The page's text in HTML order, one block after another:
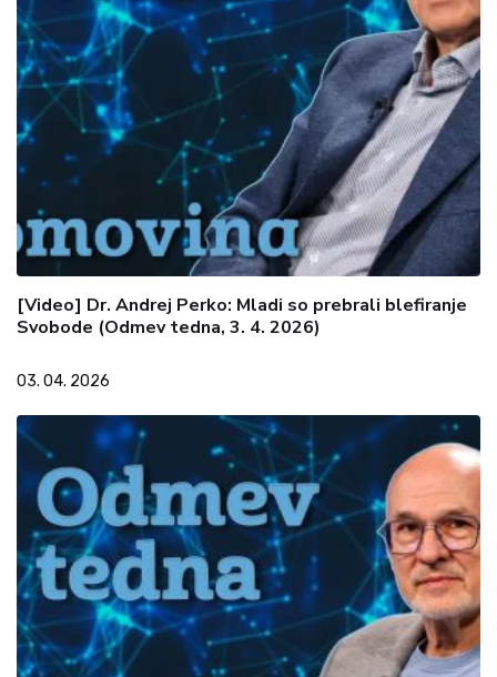
[Video] Dr. Andrej Perko: Mladi so prebrali blefiranje
Svobode (Odmev tedna, 3. 4. 2026)
03. 04. 2026